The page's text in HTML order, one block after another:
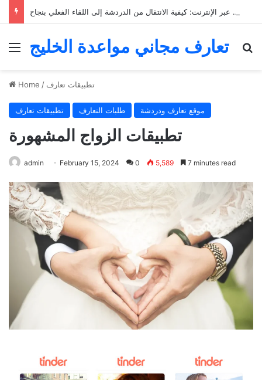
التعارف عبر الإنترنت: كيفية الانتقال من الدردشة إلى اللقاء الفعلي بنجاح
Menu
تعارف مجاني مواعدة الخليج
Home / تطبيقات تعارف
تطبيقات تعارف طلبات التعارف موقع تعارف ودردشة
تطبيقات الزواج المشهورة
admin February 15, 2024 0 5,589 7 minutes read